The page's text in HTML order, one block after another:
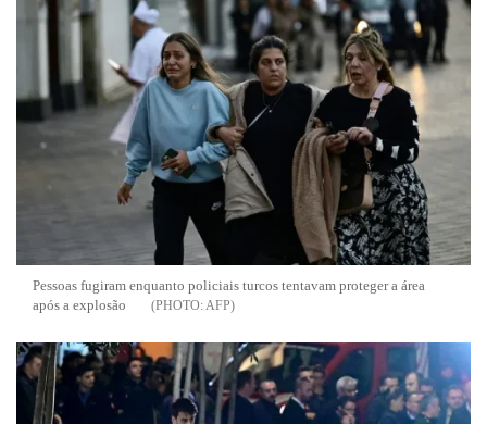
Pessoas fugiram enquanto policiais turcos tentavam proteger a área
após a explosão
AFP